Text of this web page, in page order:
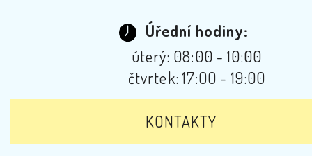
Úřední hodiny:
úterý: 08:00 - 10:00
čtvrtek: 17:00 - 19:00
KONTAKTY